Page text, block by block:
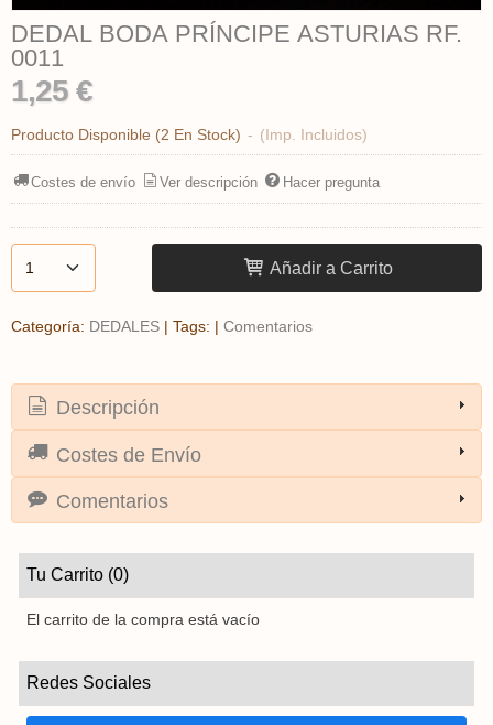
Tu Carrito (0)
El carrito de la compra está vacío
Redes Sociales
DEDAL BODA PRÍNCIPE ASTURIAS RF.
0011
1,25 €
Producto Disponible (2 En Stock) - (Imp. Incluidos)
Costes de envío Ver descripción Hacer pregunta
Añadir a Carrito
Categoría: DEDALES | Tags: | Comentarios
Descripción
Costes de Envío
Comentarios